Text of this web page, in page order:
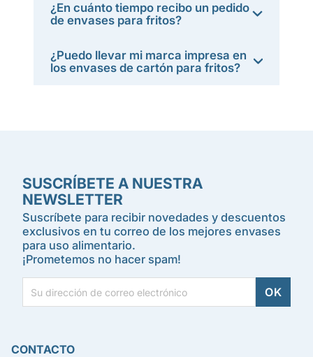
¿En cuánto tiempo recibo un pedido
de envases para fritos?
¿Puedo llevar mi marca impresa en
los envases de cartón para fritos?
SUSCRÍBETE A NUESTRA
NEWSLETTER
Suscríbete para recibir novedades y descuentos
exclusivos en tu correo de los mejores envases
para uso alimentario.
¡Prometemos no hacer spam!
CONTACTO